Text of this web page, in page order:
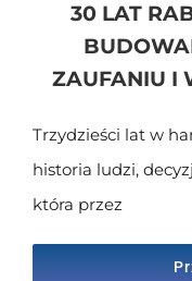
30 LAT
ZAUFANIU I
Trzydzieści lat w
historia ludzi,
która przez